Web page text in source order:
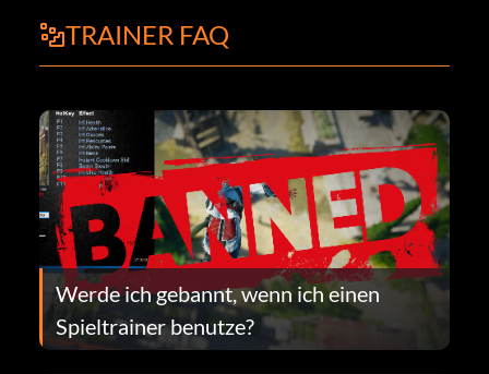
TRAINER FAQ
Werde ich gebannt, wenn ich einen
Spieltrainer benutze?